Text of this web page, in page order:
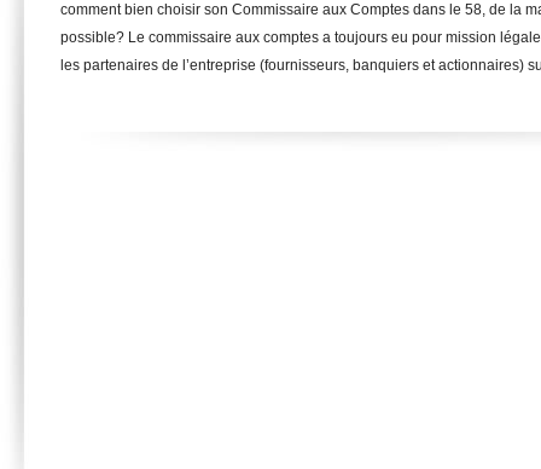
comment bien choisir son Commissaire aux Comptes dans le 58, de la
possible? Le commissaire aux comptes a toujours eu pour mission
les partenaires de l’entreprise (fournisseurs, banquiers et actionnaires)